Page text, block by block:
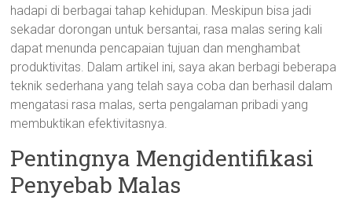
hadapi di berbagai tahap kehidupan. Meskipun bisa jadi
sekadar dorongan untuk bersantai, rasa malas sering kali
dapat menunda pencapaian tujuan dan menghambat
produktivitas. Dalam artikel ini, saya akan berbagi beberapa
teknik sederhana yang telah saya coba dan berhasil dalam
mengatasi rasa malas, serta pengalaman pribadi yang
membuktikan efektivitasnya.
Pentingnya Mengidentifikasi
Penyebab Malas